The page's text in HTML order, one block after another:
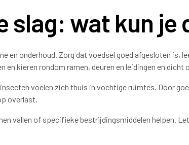
slag: wat kun je
en onderhoud. Zorg dat voedsel goed afgesloten is,
en kieren rondom ramen, deuren en leidingen en dicht
voelen zich thuis in vochtige ruimtes. Door
overlast.
vallen of specifieke bestrijdingsmiddelen helpen.